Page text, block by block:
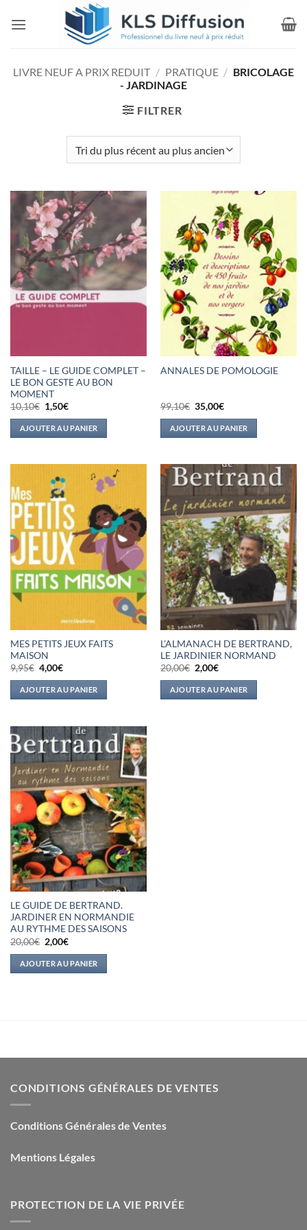
LIVRE NEUF A PRIX REDUIT / PRATIQUE / BRICOLAGE
- JARDINAGE
FILTRER
TAILLE – LE GUIDE COMPLET –
LE BON GESTE AU BON
MOMENT
10,10€ Le
prix
initial
était :
10,10€.
1,50€Le
actuel
est :
1,50€.
AJOUTER AU PANIER
ANNALES DE POMOLOGIE
99,10€ Le
prix
initial
était :
99,10€.
35,00€Le
actuel
est :
35,00€.
AJOUTER AU PANIER
MES PETITS JEUX FAITS
MAISON
9,95€ Le
prix
initial
était :
9,95€.
4,00€Le
actuel
est :
4,00€.
AJOUTER AU PANIER
L’ALMANACH DE BERTRAND,
LE JARDINIER NORMAND
20,00€ Le
prix
initial
était :
20,00€.
2,00€Le
actuel
est :
2,00€.
AJOUTER AU PANIER
LE GUIDE DE BERTRAND.
JARDINER EN NORMANDIE
AU RYTHME DES SAISONS
20,00€ Le
prix
initial
était :
20,00€.
2,00€Le
actuel
est :
2,00€.
AJOUTER AU PANIER
CONDITIONS GÉNÉRALES DE VENTES
Conditions Générales de Ventes
Mentions Légales
PROTECTION DE LA VIE PRIVÉE